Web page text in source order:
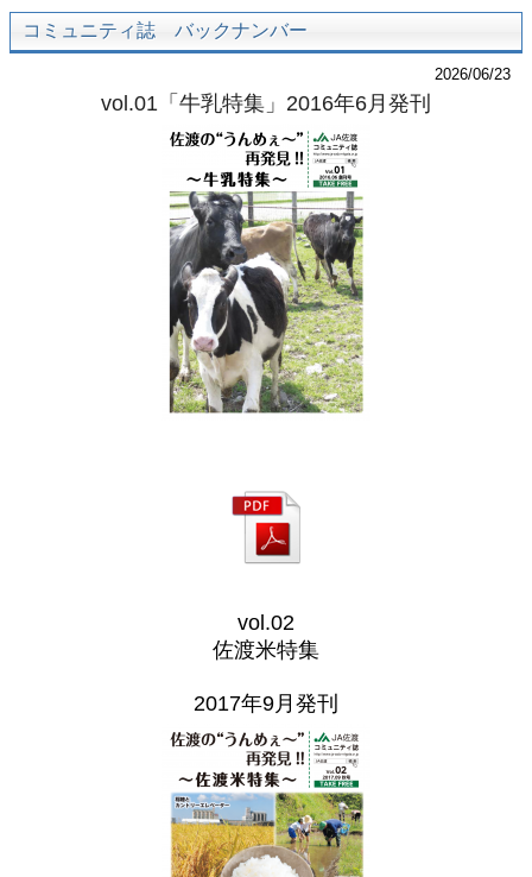
コミュニティ誌 バックナンバー
2026/06/23
vol.01「牛乳特集」2016年6月発刊
vol.02
佐渡米特集
2017年9月発刊